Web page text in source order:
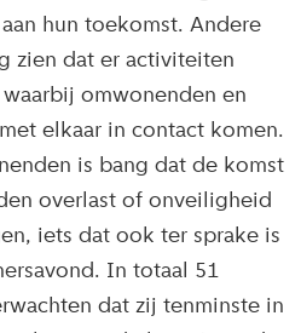
hun toekomst. Andere
zien dat er activiteiten
omwonenden en
elkaar in contact komen.
is bang dat de komst
overlast of onveiligheid
iets dat ook ter sprake is
In totaal 51
dat zij tenminste in